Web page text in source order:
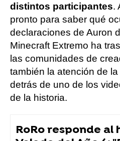
distintos participantes.
pronto para saber qué
declaraciones de Auron
Minecraft Extremo ha
las comunidades de
también la atención de
detrás de uno de los
de la historia.
RoRo responde al